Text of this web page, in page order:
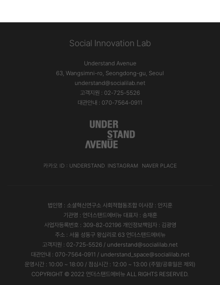
Social Innovation Lab
Understand Avenue
63, Wangsimni-ro, Seongdong-gu, Seoul
understand@socialilab.net
고객지원 : 02-725-5526
대관안내 : 070-7564-0911
카카오 ID : UNDERSTAND INSTAGRAM NAVER PLACE
법인명 : 소셜혁신연구소 사회적협동조합 이사장 : 안지훈
기관명 : 언더스탠드에비뉴 대표자 : 송재훈
사업자등록번호 : 309-82-02196 개인정보책임자 : 김광영
주소 : 서울 성동구 왕십리로 63 언더스탠드에비뉴
고객지원 : 02-725-5526 / understand@socialilab.net
대관안내 : 070-7564-0911 / understand_space@socialilab.net
운영시간 : 10:00 ~ 18:00 / 점심시간 : 12:00 ~ 13:00 (주말/공휴일은 제외)
COPYRIGHT © 2022 언더스탠드에비뉴 ALL RIGHTS RESERVED.